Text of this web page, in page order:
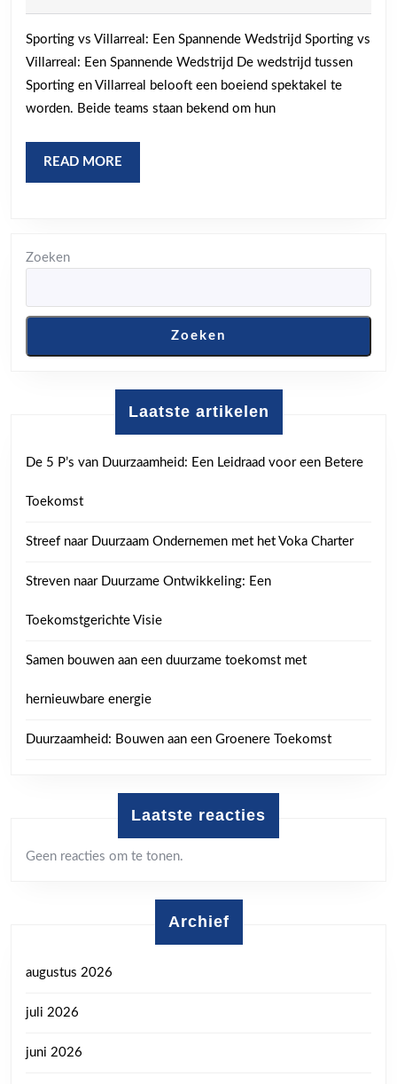
en
wie
Sporting vs Villarreal: Een Spannende Wedstrijd Sporting vs
Villarreal: Een Spannende Wedstrijd De wedstrijd tussen
Sporting en Villarreal belooft een boeiend spektakel te
worden. Beide teams staan bekend om hun
READ MORE
MORE
Zoeken
Zoeken
Laatste artikelen
De 5 P’s van Duurzaamheid: Een Leidraad voor een Betere
Toekomst
Streef naar Duurzaam Ondernemen met het Voka Charter
Streven naar Duurzame Ontwikkeling: Een
Toekomstgerichte Visie
Samen bouwen aan een duurzame toekomst met
hernieuwbare energie
Duurzaamheid: Bouwen aan een Groenere Toekomst
Laatste reacties
Geen reacties om te tonen.
Archief
augustus 2026
juli 2026
juni 2026